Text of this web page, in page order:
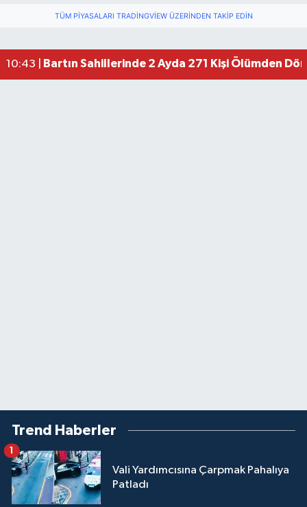
TÜM PIYASALARI TRADINGVIEW ÜZERINDEN TAKIP EDIN
10:43 | Bartın Sahillerinde 2 Ayda 271 Kişi Ölümden
Trend Haberler
Vali Yardımcısına Çarpmak Pahalıya
Patladı
1